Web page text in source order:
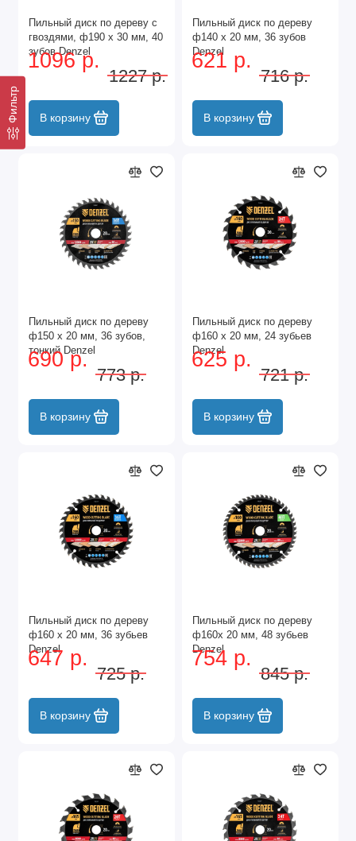
Фильтр
Пильный диск по дереву с
гвоздями, ф190 х 30 мм, 40
зубов Denzel
1096 р.
1227 р.
В корзину
Пильный диск по дереву
ф140 х 20 мм, 36 зубов
Denzel
621 р.
716 р.
В корзину
Пильный диск по дереву
ф150 х 20 мм, 36 зубов,
тонкий Denzel
690 р.
773 р.
В корзину
Пильный диск по дереву
ф160 х 20 мм, 24 зубьев
Denzel
625 р.
721 р.
В корзину
Пильный диск по дереву
ф160 х 20 мм, 36 зубьев
Denzel
647 р.
725 р.
В корзину
Пильный диск по дереву
ф160х 20 мм, 48 зубьев
Denzel
754 р.
845 р.
В корзину